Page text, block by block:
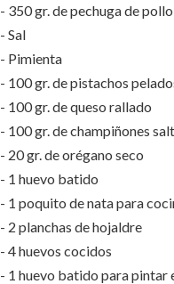
- 350 gr. de pechuga de pollo
- Sal
- Pimienta
- 100 gr. de pistachos
- 100 gr. de queso rallado
- 100 gr. de champiñones
- 20 gr. de orégano seco
- 1 huevo batido
- 1 poquito de nata para
- 2 planchas de hojaldre
- 4 huevos cocidos
- 1 huevo batido para pintar